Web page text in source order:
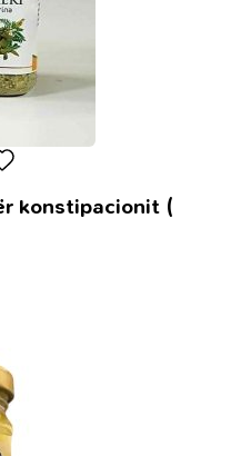
konstipacionit (